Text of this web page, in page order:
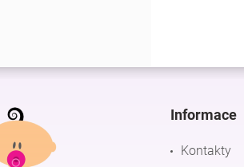
Informace
Kontakty